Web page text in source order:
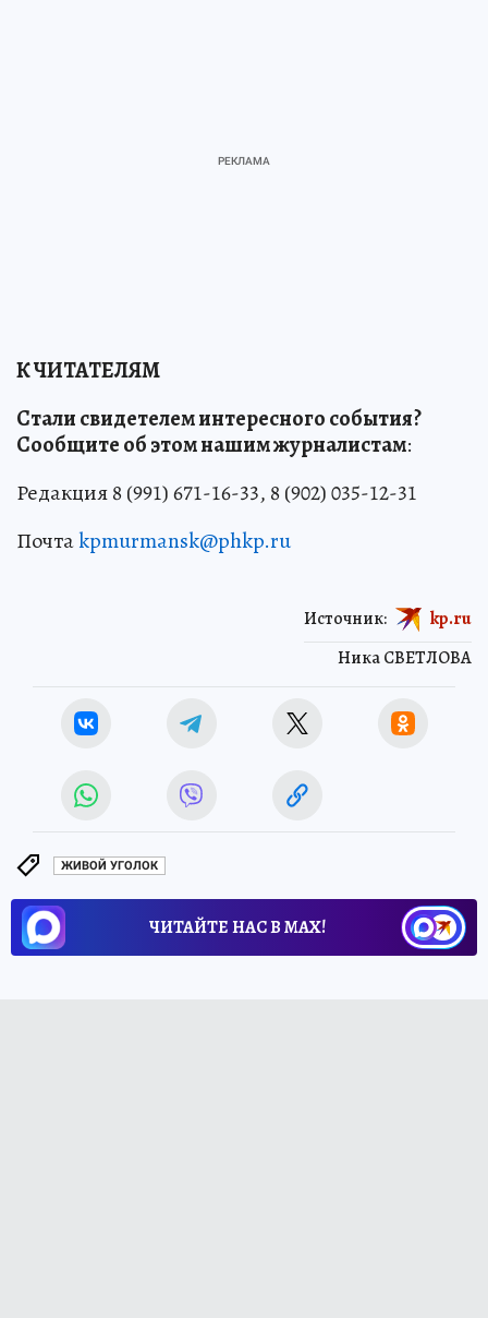
К ЧИТАТЕЛЯМ
Стали свидетелем интересного события?
Сообщите об этом нашим журналистам:
Редакция 8 (991) 671-16-33, 8 (902) 035-12-31
Почтаkpmurmansk@phkp.ru
Ника СВЕТЛОВА
Источник: kp.ru
ЖИВОЙ УГОЛОК
ЧИТАЙТЕ НАС В МАХ!